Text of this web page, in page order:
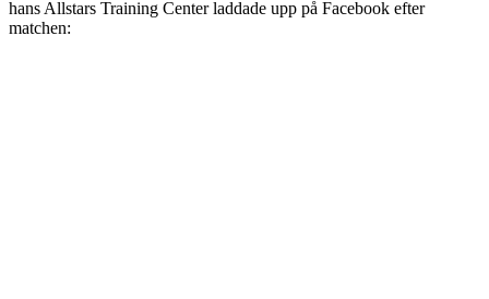
hans Allstars Training Center laddade upp på Facebook efter
matchen: